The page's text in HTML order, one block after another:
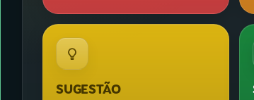
SUGESTÃO